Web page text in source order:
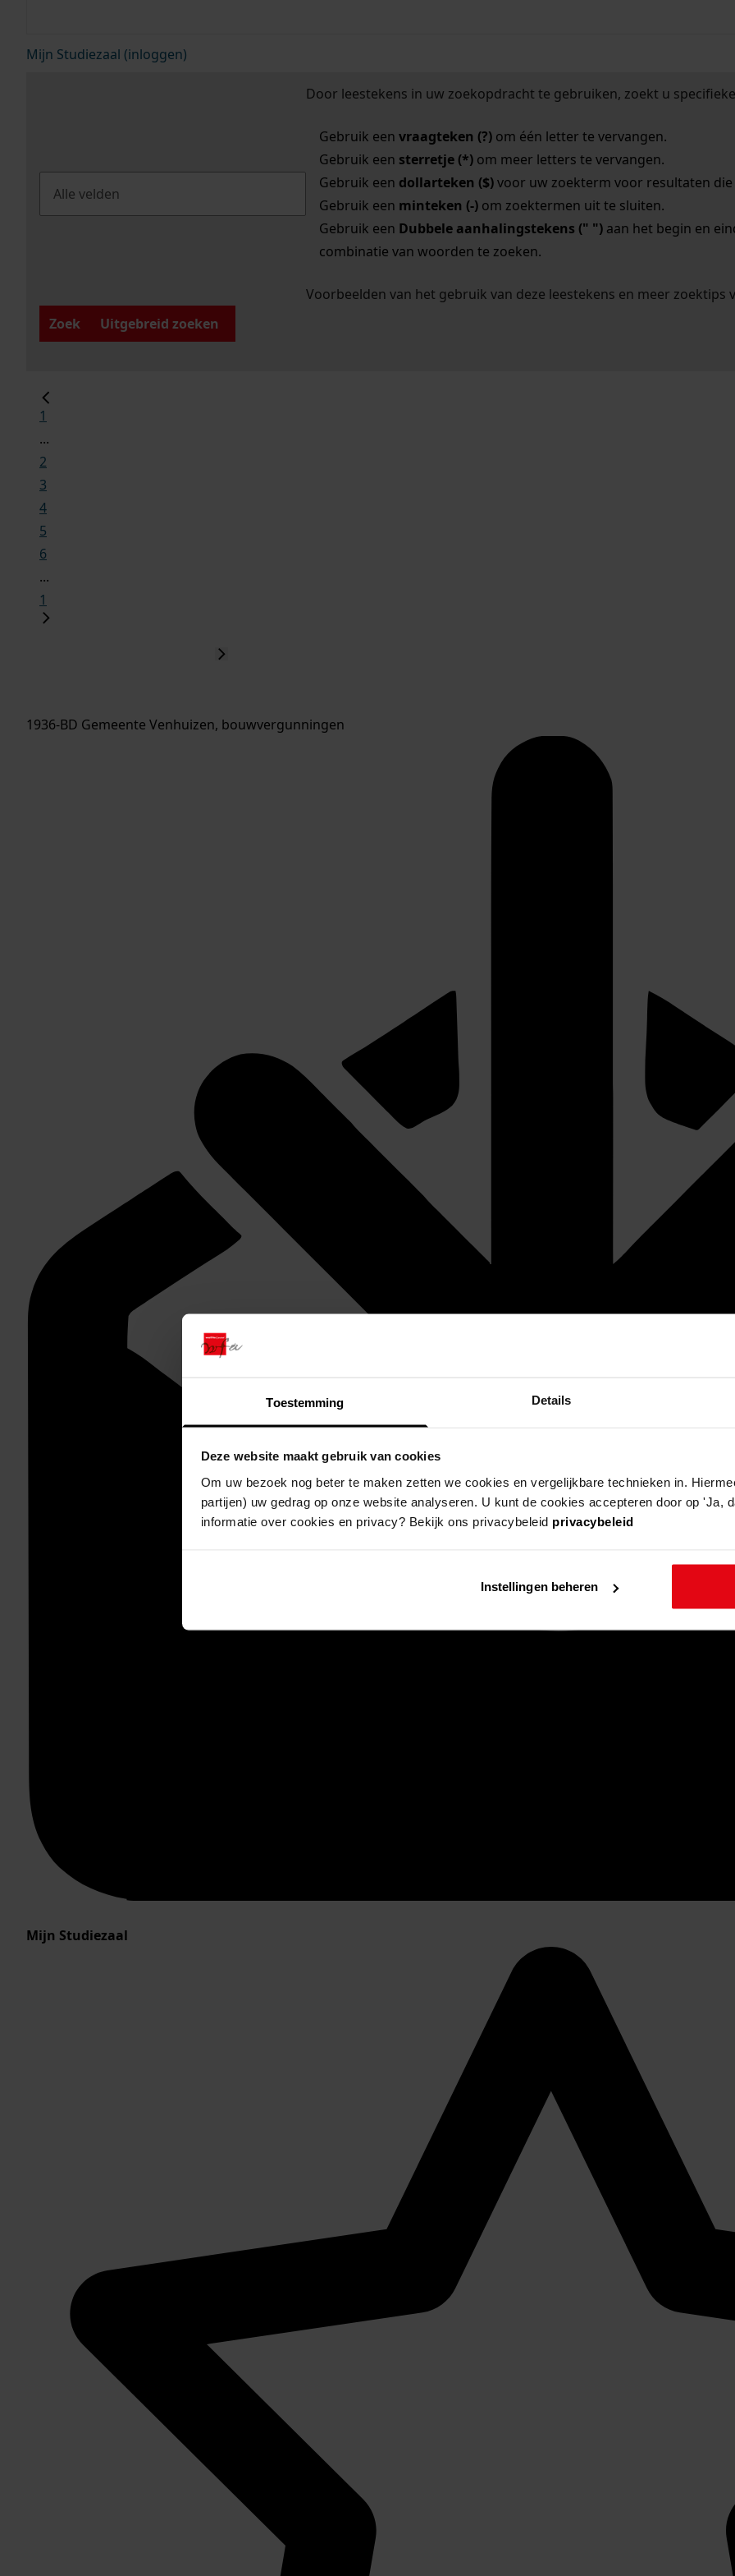
Toestemming Details
Deze website maakt gebruik van cookies
Om uw bezoek nog beter te maken zetten we cookies en vergelijkbare technieken in.
partijen) uw gedrag op onze website analyseren. U kunt de cookies accepteren door op 'Ja,
informatie over cookies en privacy? Bekijk ons privacybeleid privacybeleid
Instellingen beheren
Mijn Studiezaal (inloggen)
Door leestekens in uw zoekopdracht te gebruiken, zoekt u
Gebruik een vraagteken (?)om één letter te vervangen.
Gebruik een sterretje (*)om meer letters te vervangen.
Gebruik een dollarteken ($)voor uw zoekterm voor resultaten die
Gebruik een minteken (-)om zoektermen uit te sluiten.
Gebruik een Dubbele aanhalingstekens (" ")aan het begin en
combinatie van woorden te zoeken.
Voorbeelden van het gebruik van deze leestekens en meer zoektips
Zoek
Uitgebreid zoeken
1
...
2
3
4
5
6
...
1
1936-BD Gemeente Venhuizen, bouwvergunningen
Mijn Studiezaal